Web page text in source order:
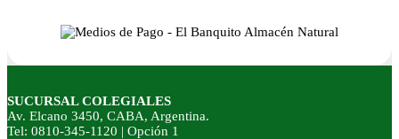
SUCURSAL COLEGIALES
Av. Elcano 3450, CABA, Argentina.
Tel: 0810-345-1120 | Opción 1